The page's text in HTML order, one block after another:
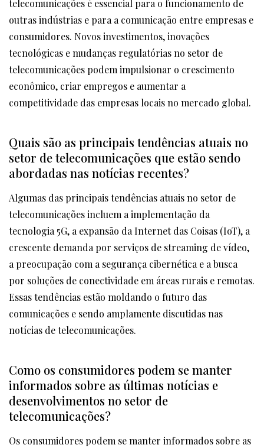
telecomunicações é essencial para o funcionamento de
outras indústrias e para a comunicação entre empresas e
consumidores. Novos investimentos, inovações
tecnológicas e mudanças regulatórias no setor de
telecomunicações podem impulsionar o crescimento
econômico, criar empregos e aumentar a
competitividade das empresas locais no mercado global.
Quais são as principais tendências atuais no
setor de telecomunicações que estão sendo
abordadas nas notícias recentes?
Algumas das principais tendências atuais no setor de
telecomunicações incluem a implementação da
tecnologia 5G, a expansão da Internet das Coisas (IoT), a
crescente demanda por serviços de streaming de vídeo,
a preocupação com a segurança cibernética e a busca
por soluções de conectividade em áreas rurais e remotas.
Essas tendências estão moldando o futuro das
comunicações e sendo amplamente discutidas nas
notícias de telecomunicações.
Como os consumidores podem se manter
informados sobre as últimas notícias e
desenvolvimentos no setor de
telecomunicações?
Os consumidores podem se manter informados sobre as